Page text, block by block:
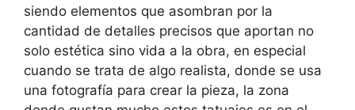
siendo elementos que asombran por la
cantidad de detalles precisos que aportan no
solo estética sino vida a la obra, en especial
cuando se trata de algo realista, donde se usa
una fotografía para crear la pieza, la zona